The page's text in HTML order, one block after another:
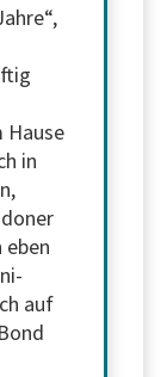
Hause
in
eben
auf